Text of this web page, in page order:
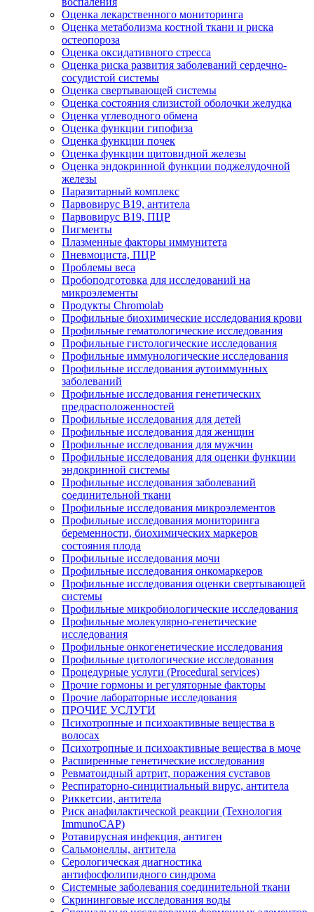
Оценка лекарственного мониторинга
Оценка метаболизма костной ткани и риска
остеопороза
Оценка оксидативного стресса
Оценка риска развития заболеваний сердечно-
сосудистой системы
Оценка свертывающей системы
Оценка состояния слизистой оболочки желудка
Оценка углеводного обмена
Оценка функции гипофиза
Оценка функции почек
Оценка функции щитовидной железы
Оценка эндокринной функции поджелудочной
железы
Паразитарный комплекс
Парвовирус B19, антитела
Парвовирус В19, ПЦР
Пигменты
Плазменные факторы иммунитета
Пневмоциста, ПЦР
Проблемы веса
Пробоподготовка для исследований на
микроэлементы
Продукты Chromolab
Профильные биохимические исследования крови
Профильные гематологические исследования
Профильные гистологические исследования
Профильные иммунологические исследования
Профильные исследования аутоиммунных
заболеваний
Профильные исследования генетических
предрасположенностей
Профильные исследования для детей
Профильные исследования для женщин
Профильные исследования для мужчин
Профильные исследования для оценки функции
эндокринной системы
Профильные исследования заболеваний
соединительной ткани
Профильные исследования микроэлементов
Профильные исследования мониторинга
беременности, биохимических маркеров
состояния плода
Профильные исследования мочи
Профильные исследования онкомаркеров
Профильные исследования оценки свертывающей
системы
Профильные микробиологические исследования
Профильные молекулярно-генетические
исследования
Профильные онкогенетические исследования
Профильные цитологические исследования
Процедурные услуги (Procedural services)
Прочие гормоны и регуляторные факторы
Прочие лабораторные исследования
ПРОЧИЕ УСЛУГИ
Психотропные и психоактивные вещества в
волосах
Психотропные и психоактивные вещества в моче
Расширенные генетические исследования
Ревматоидный артрит, поражения суставов
Респираторно-синцитиальный вирус, антитела
Риккетсии, антитела
Риск анафилактической реакции (Технология
ImmunoCAP)
Ротавирусная инфекция, антиген
Сальмонеллы, антитела
Серологическая диагностика
антифосфолипидного синдрома
Системные заболевания соединительной ткани
Скрининговые исследования воды